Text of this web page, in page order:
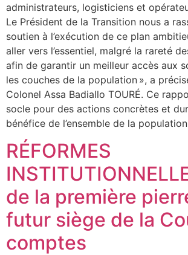
administrateurs, logisticiens et
Le Président de la Transition nous a
soutien à l’exécution de ce plan
aller vers l’essentiel, malgré la rareté
afin de garantir un meilleur accès aux
les couches de la population », a
Colonel Assa Badiallo TOURÉ. Ce
socle pour des actions concrètes et
bénéfice de l’ensemble de la
RÉFORMES
de la première
futur siège de la
comptes